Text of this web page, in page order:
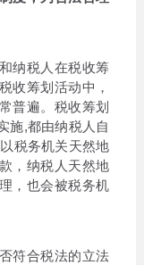
纳税人在税收筹
收筹划活动中，
普遍。税收筹划
施,都由纳税人自
税务机关天然地
，纳税人天然地
，也会被税务机
符合税法的立法